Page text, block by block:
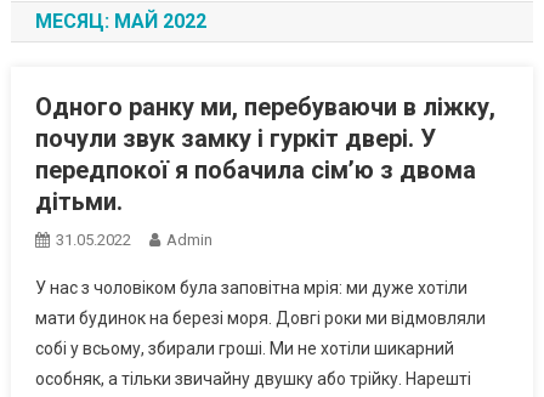
МЕСЯЦ: МАЙ 2022
Одного ранку ми, перебуваючи в ліжку,
почули звук замку і гуркіт двері. У
передпокої я побачила сім’ю з двома
дітьми.
31.05.2022 Admin
У нас з чоловіком була заповітна мрія: ми дуже хотіли
мати будинок на березі моря. Довгі роки ми відмовляли
собі у всьому, збирали гроші. Ми не хотіли шикарний
особняк, а тільки звичайну двушку або трійку. Нарешті